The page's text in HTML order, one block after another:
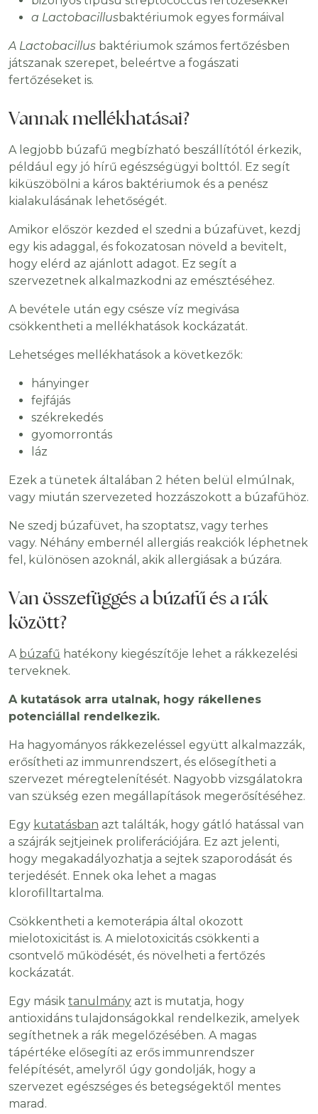
a Lactobacillusbaktériumok egyes formáival
A Lactobacillus baktériumok számos fertőzésben
játszanak szerepet, beleértve a fogászati ​​
fertőzéseket is.
Vannak mellékhatásai?
A legjobb búzafű megbízható beszállítótól érkezik,
például egy jó hírű egészségügyi bolttól. Ez segít
kiküszöbölni a káros baktériumok és a penész
kialakulásának lehetőségét.
Amikor először kezded el szedni a búzafüvet, kezdj
egy kis adaggal, és fokozatosan növeld a bevitelt,
hogy elérd az ajánlott adagot. Ez segít a
szervezetnek alkalmazkodni az emésztéséhez.
A bevétele után egy csésze víz megivása
csökkentheti a mellékhatások kockázatát.
Lehetséges mellékhatások a következők:
hányinger
fejfájás
székrekedés
gyomorrontás
láz
Ezek a tünetek általában 2 héten belül elmúlnak,
vagy miután szervezeted hozzászokott a búzafűhöz.
Ne szedj búzafüvet, ha szoptatsz, vagy terhes
vagy. Néhány embernél allergiás reakciók léphetnek
fel, különösen azoknál, akik allergiásak a búzára.
Van összefüggés a búzafű és a rák
között?
A búzafű hatékony kiegészítője lehet a rákkezelési
terveknek.
A kutatások arra utalnak, hogy rákellenes
potenciállal rendelkezik.
Ha hagyományos rákkezeléssel együtt alkalmazzák,
erősítheti az immunrendszert, és elősegítheti a
szervezet méregtelenítését. Nagyobb vizsgálatokra
van szükség ezen megállapítások megerősítéséhez.
Egy kutatásban azt találták, hogy gátló hatással van
a szájrák sejtjeinek proliferációjára. Ez azt jelenti,
hogy megakadályozhatja a sejtek szaporodását és
terjedését. Ennek oka lehet a magas
klorofilltartalma.
Csökkentheti a kemoterápia által okozott
mielotoxicitást is. A mielotoxicitás csökkenti a
csontvelő működését, és növelheti a fertőzés
kockázatát.
Egy másik tanulmány azt is mutatja, hogy
antioxidáns tulajdonságokkal rendelkezik, amelyek
segíthetnek a rák megelőzésében. A magas
tápértéke elősegíti az erős immunrendszer
felépítését, amelyről úgy gondolják, hogy a
szervezet egészséges és betegségektől mentes
marad.